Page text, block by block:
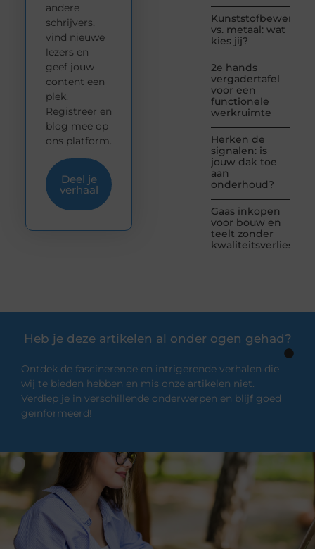
vs. metaal: wat
kies jij?
2e hands
vergadertafel
voor een
functionele
werkruimte
Herken de
signalen: is
jouw dak toe
aan
onderhoud?
Gaas inkopen
voor bouw en
teelt zonder
kwaliteitsverlies
andere
schrijvers,
vind nieuwe
lezers en
geef jouw
content een
plek.
Registreer en
blog mee op
ons platform.
Deel je
verhaal
Heb je deze artikelen al onder ogen gehad?
Ontdek de fascinerende en intrigerende verhalen die
wij te bieden hebben en mis onze artikelen niet.
Verdiep je in verschillende onderwerpen en blijf goed
geïnformeerd!